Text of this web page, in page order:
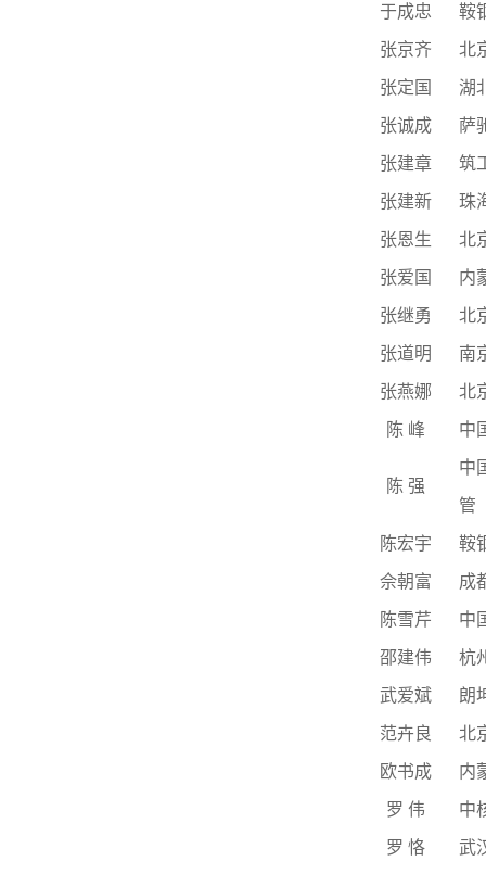
于成忠 鞍
张京齐 北
张定国 湖
张诚成 萨
张建章 筑
张建新 珠
张恩生 北
张爱国 内
张继勇 北
张道明 南
张燕娜 北
陈 峰 中
陈 强
中
管
陈宏宇 鞍
佘朝富 成
陈雪芹 中
邵建伟 杭
武爱斌 朗
范卉良 北
欧书成 内
罗 伟 中
罗 恪 武